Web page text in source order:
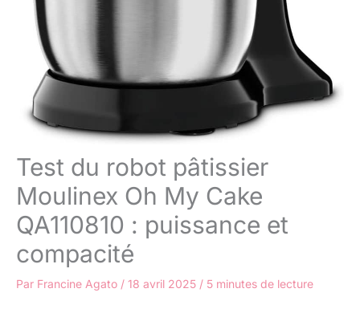
Test du robot pâtissier
Moulinex Oh My Cake
QA110810 : puissance et
compacité
Par Francine Agato / 18 avril 2025 / 5 minutes de lecture